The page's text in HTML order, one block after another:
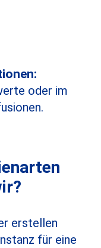
oder im
erstellen
für eine